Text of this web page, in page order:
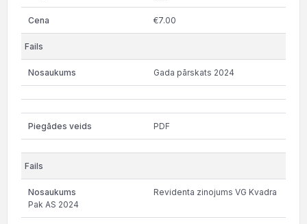
€7.00
Gada pārskats 2024
PDF
Revidenta zinojums VG Kvadra
Pak AS 2024